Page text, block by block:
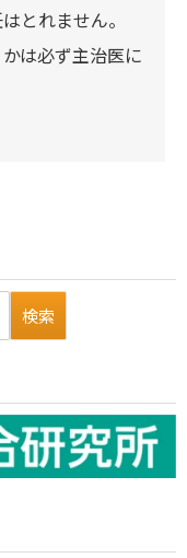
とれません。
は必ず主治医に